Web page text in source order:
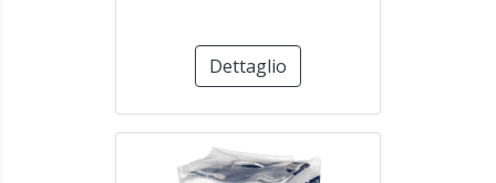
Dettaglio